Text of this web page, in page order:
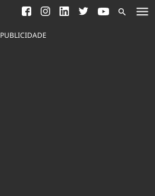
Saneamento
Indicadores
PUBLICIDADE